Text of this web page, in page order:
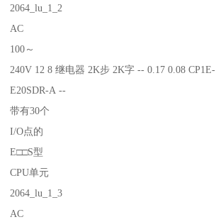
2064_lu_1_2
AC
100～
240V 12 8 继电器 2K步 2K字 -- 0.17 0.08 CP1E-
E20SDR-A --
带有30个
I/O点的
E□□S型
CPU单元
2064_lu_1_3
AC